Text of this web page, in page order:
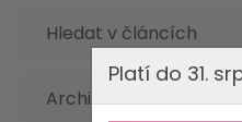
Hledat v článcích
Archiv článků
Platí do 31.